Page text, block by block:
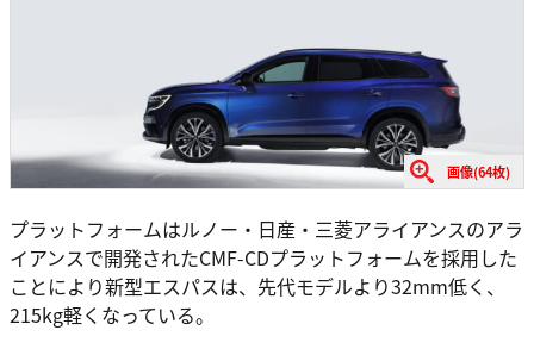
画像(64枚)
プラットフォームはルノー・日産・三菱アライアンスのアラ
イアンスで開発されたCMF-CDプラットフォームを採用した
ことにより新型エスパスは、先代モデルより32mm低く、
215kg軽くなっている。